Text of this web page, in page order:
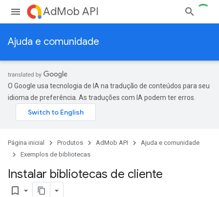
AdMob API
Ajuda e comunidade
O Google usa tecnologia de IA na tradução de conteúdos para seu
idioma de preferência. As traduções com IA podem ter erros.
Página inicial Produtos AdMob API
Ajuda e comunidade
Exemplos de bibliotecas
Instalar bibliotecas de cliente
bookmark_border